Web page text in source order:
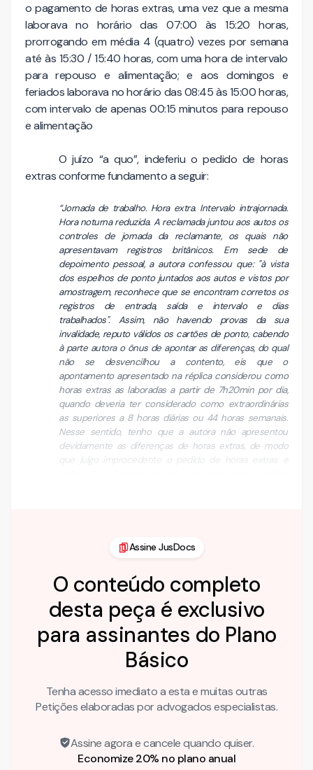
o pagamento de horas extras, uma vez que a mesma
laborava no horário das 07:00 às 15:20 horas,
prorrogando em média 4 (quatro) vezes por semana
até às 15:30 / 15:40 horas, com uma hora de intervalo
para repouso e alimentação; e aos domingos e
feriados laborava no horário das 08:45 às 15:00 horas,
com intervalo de apenas 00:15 minutos para repouso
e alimentação
O juízo “a quo”, indeferiu o pedido de horas
extras conforme fundamento a seguir:
“Jornada de trabalho. Hora extra. Intervalo intrajornada.
Hora noturna reduzida. A reclamada juntou aos autos os
controles de jornada da reclamante, os quais não
apresentavam registros britânicos. Em sede de
depoimento pessoal, a autora confessou que: "à vista
dos espelhos de ponto juntados aos autos e vistos por
amostragem, reconhece que se encontram corretos os
registros de entrada, saída e intervalo e dias
trabalhados". Assim, não havendo provas da sua
invalidade, reputo válidos os cartões de ponto, cabendo
à parte autora o ônus de apontar as diferenças, do qual
não se desvencilhou a contento, eis que o
apontamento apresentado na réplica considerou como
horas extras as laboradas a partir de 7h20min por dia,
quando deveria ter considerado como extraordinárias
as superiores a 8 horas diárias ou 44 horas semanais.
Nesse sentido, tenho que a autora não apresentou
devidamente as diferenças de horas extras, de modo
que julgo improcedente o pedido de horas extras e
Assine JusDocs
O conteúdo completo
desta peça é exclusivo
para assinantes do Plano
Básico
Tenha acesso imediato a esta e muitas outras
Petições elaboradas por advogados especialistas.
Assine agora e cancele quando quiser.
Economize 20% no plano anual